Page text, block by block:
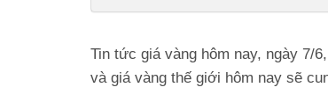
Tin tức giá vàng hôm nay, ngày 7/
và giá vàng thế giới hôm nay sẽ